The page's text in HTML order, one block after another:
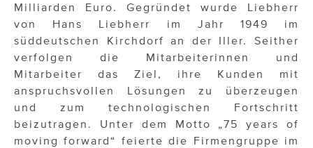
Milliarden Euro. Gegründet wurde Liebherr
von Hans Liebherr im Jahr 1949 im
süddeutschen Kirchdorf an der Iller. Seither
verfolgen die Mitarbeiterinnen und
Mitarbeiter das Ziel, ihre Kunden mit
anspruchsvollen Lösungen zu überzeugen
und zum technologischen Fortschritt
beizutragen. Unter dem Motto „75 years of
moving forward“ feierte die Firmengruppe im